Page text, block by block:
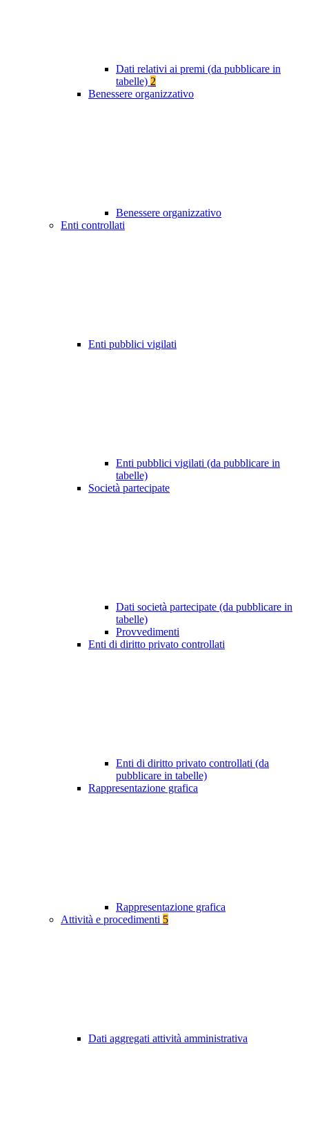
Dati relativi ai premi (da pubblicare in
tabelle) 2
Benessere organizzativo
Benessere organizzativo
Enti controllati
Enti pubblici vigilati
Enti pubblici vigilati (da pubblicare in
tabelle)
Società partecipate
Dati società partecipate (da pubblicare in
tabelle)
Provvedimenti
Enti di diritto privato controllati
Enti di diritto privato controllati (da
pubblicare in tabelle)
Rappresentazione grafica
Rappresentazione grafica
Attività e procedimenti 5
Dati aggregati attività amministrativa